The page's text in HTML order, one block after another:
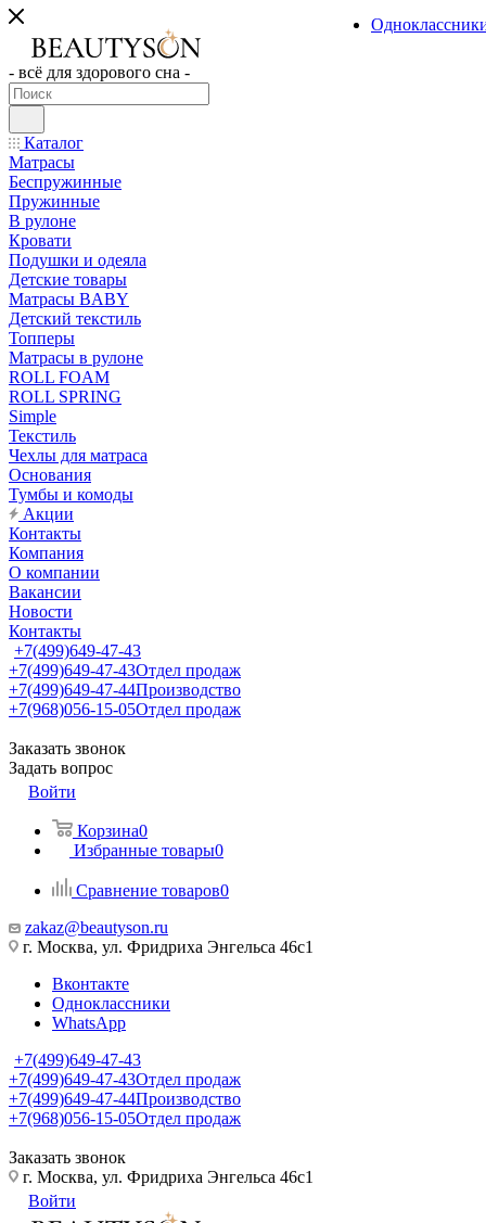
- всё для здорового сна -
Каталог
Матрасы
Беспружинные
Пружинные
В рулоне
Кровати
Подушки и одеяла
Детские товары
Матрасы BABY
Детский текстиль
Топперы
Матрасы в рулоне
ROLL FOAM
ROLL SPRING
Simple
Текстиль
Чехлы для матраса
Основания
Тумбы и комоды
Акции
Контакты
Компания
О компании
Вакансии
Новости
Контакты
+7(499)649-47-43
+7(499)649-47-43Отдел продаж
+7(499)649-47-44Производство
+7(968)056-15-05Отдел продаж
Заказать звонок
Задать вопрос
Войти
Корзина0
Избранные товары0
Сравнение товаров0
zakaz@beautyson.ru
г. Москва, ул. Фридриха Энгельса 46с1
Вконтакте
Одноклассники
WhatsApp
+7(499)649-47-43
+7(499)649-47-43Отдел продаж
+7(499)649-47-44Производство
+7(968)056-15-05Отдел продаж
Заказать звонок
г. Москва, ул. Фридриха Энгельса 46с1
Войти